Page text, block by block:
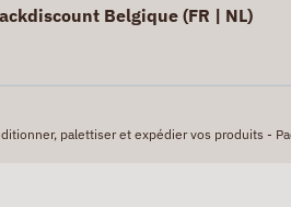
Belgique (FR | NL)
palettiser et expédier vos produits -